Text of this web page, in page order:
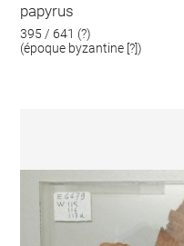
papyrus
395 / 641 (?)
(époque byzantine [?])